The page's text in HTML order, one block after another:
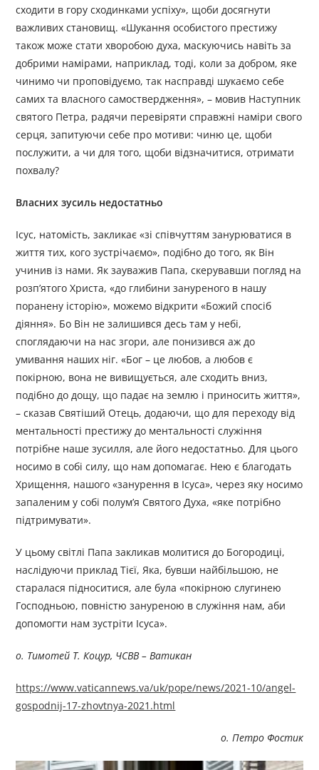
сходити в гору сходинками успіху», щоби досягнути
важливих становищ. «Шукання особистого престижу
також може стати хворобою духа, маскуючись навіть за
добрими намірами, наприклад, тоді, коли за добром, яке
чинимо чи проповідуємо, так насправді шукаємо себе
самих та власного самоствердження», – мовив Наступник
святого Петра, радячи перевіряти справжні наміри свого
серця, запитуючи себе про мотиви: чиню це, щоби
послужити, а чи для того, щоби відзначитися, отримати
похвалу?
Власних зусиль недостатньо
Ісус, натомість, закликає «зі співчуттям занурюватися в
життя тих, кого зустрічаємо», подібно до того, як Він
учинив із нами. Як зауважив Папа, скерувавши погляд на
розп’ятого Христа, «до глибини зануреного в нашу
поранену історію», можемо відкрити «Божий спосіб
діяння». Бо Він не залишився десь там у небі,
споглядаючи на нас згори, але понизився аж до
умивання наших ніг. «Бог – це любов, а любов є
покірною, вона не вивищується, але сходить вниз,
подібно до дощу, що падає на землю і приносить життя»,
– сказав Святіший Отець, додаючи, що для переходу від
ментальності престижу до ментальності служіння
потрібне наше зусилля, але його недостатньо. Для цього
носимо в собі силу, що нам допомагає. Нею є благодать
Хрищення, нашого «занурення в Ісуса», через яку носимо
запаленим у собі полум’я Святого Духа, «яке потрібно
підтримувати».
У цьому світлі Папа закликав молитися до Богородиці,
наслідуючи приклад Тієї, Яка, бувши найбільшою, не
старалася підноситися, але була «покірною слугинею
Господньою, повністю зануреною в служіння нам, аби
допомогти нам зустріти Ісуса».
о. Тимотей Т. Коцур, ЧСВВ – Ватикан
https://www.vaticannews.va/uk/pope/news/2021-10/angel-
gospodnij-17-zhovtnya-2021.html
о. Петро Фостик